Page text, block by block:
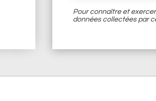
Pour connaître et
données collectées par